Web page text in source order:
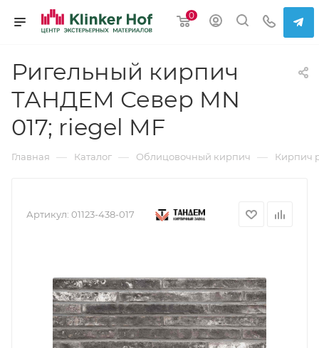
0
Ригельный кирпич
ТАНДЕМ Север MN
017; riegel MF
Главная — Каталог — Облицовочный кирпич — Кирпич
Артикул: 01123-438-017